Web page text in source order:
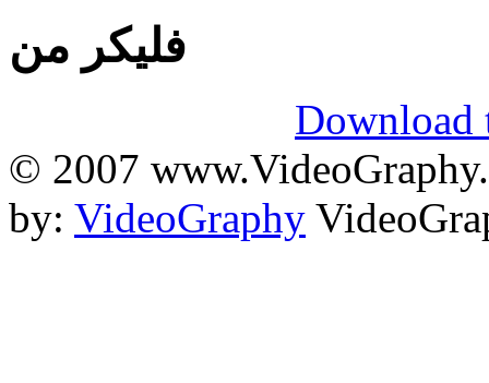
فلیکر من
Download
© 2007
by: VideoGraphy